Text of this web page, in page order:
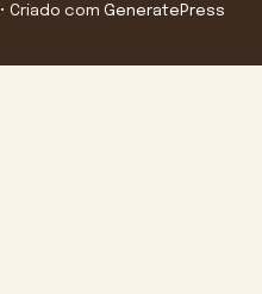
• Criado com GeneratePress